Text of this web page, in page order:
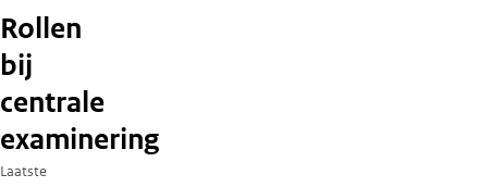
Rollen
bij
centrale
examinering
Laatste